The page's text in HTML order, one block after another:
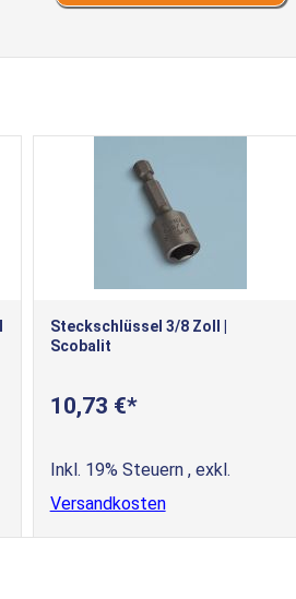
Steckschlüssel 3/8 Zoll |
Scobalit
10,73 €
Inkl. 19% Steuern , exkl.
Versandkosten